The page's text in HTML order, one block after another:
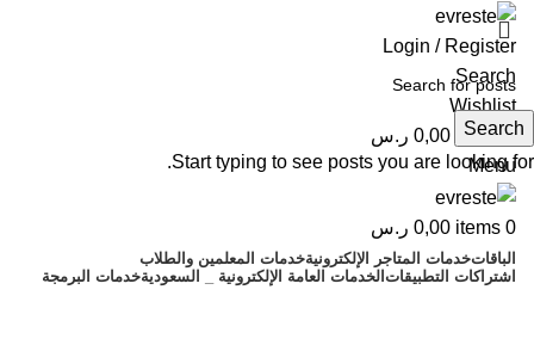
Login / Register
Search
Wishlist
0
items
0,00 ر.س
Menu
0
items
0,00 ر.س
الباقاتخدمات المتاجر الإلكترونيةخدمات المعلمين والطلاب
اشتراكات التطبيقاتالخدمات العامة الإلكترونية _ السعوديةخدمات البرمجة
Search
Start typing to see posts you are looking for.